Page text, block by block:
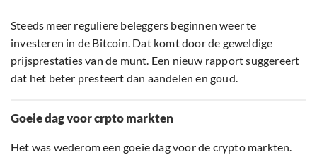
Steeds meer reguliere beleggers beginnen weer te
investeren in de Bitcoin. Dat komt door de geweldige
prijsprestaties van de munt. Een nieuw rapport suggereert
dat het beter presteert dan aandelen en goud.
Goeie dag voor crpto markten
Het was wederom een goeie dag voor de crypto markten.